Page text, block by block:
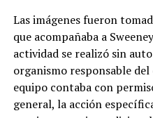
Las imágenes fueron
que acompañaba a
actividad se realizó sin
organismo responsable
equipo contaba con
general, la acción